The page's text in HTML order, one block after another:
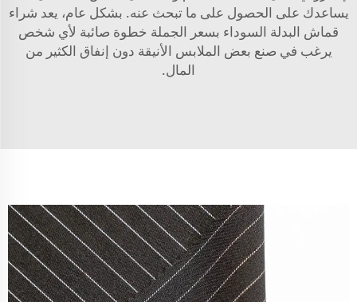
يساعدك على الحصول على ما تبحث عنه. بشكل عام، يعد شراء
قماش البدلة السوداء بسعر الجملة خطوة صائبة لأي شخص
يرغب في صنع بعض الملابس الأنيقة دون إنفاق الكثير من
المال.